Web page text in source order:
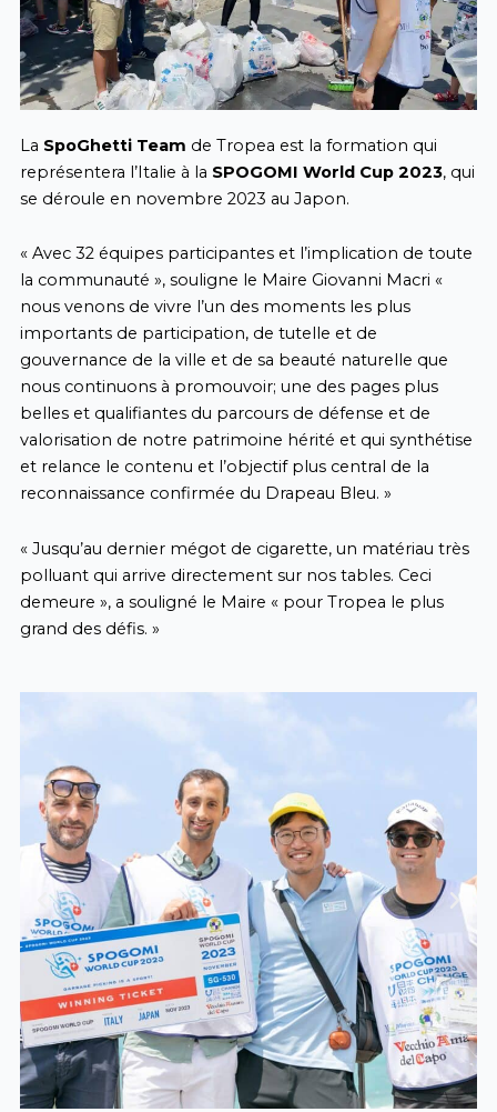
La SpoGhetti Team de Tropea est la formation qui
représentera l’Italie à la SPOGOMI World Cup 2023, qui
se déroule en novembre 2023 au Japon.
« Avec 32 équipes participantes et l’implication de toute
la communauté », souligne le Maire Giovanni Macri «
nous venons de vivre l’un des moments les plus
importants de participation, de tutelle et de
gouvernance de la ville et de sa beauté naturelle que
nous continuons à promouvoir; une des pages plus
belles et qualifiantes du parcours de défense et de
valorisation de notre patrimoine hérité et qui synthétise
et relance le contenu et l’objectif plus central de la
reconnaissance confirmée du Drapeau Bleu. »
« Jusqu’au dernier mégot de cigarette, un matériau très
polluant qui arrive directement sur nos tables. Ceci
demeure », a souligné le Maire « pour Tropea le plus
grand des défis. »
Previous Next